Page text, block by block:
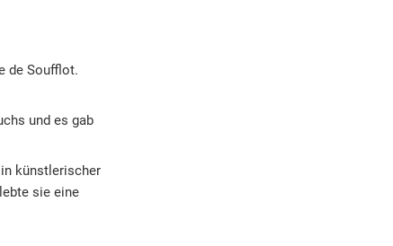
de Soufflot.
und es gab
künstlerischer
sie eine